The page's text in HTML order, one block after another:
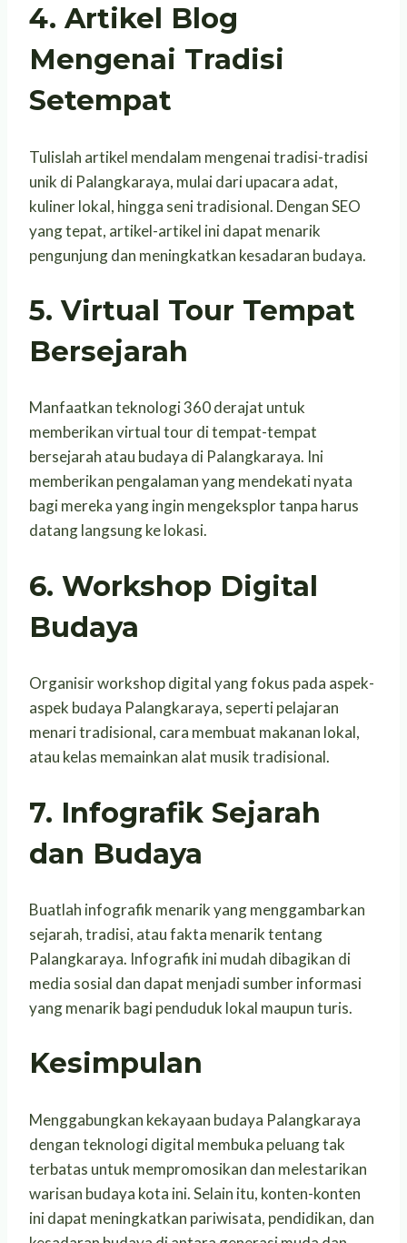
4. Artikel Blog
Mengenai Tradisi
Setempat
Tulislah artikel mendalam mengenai tradisi-tradisi
unik di Palangkaraya, mulai dari upacara adat,
kuliner lokal, hingga seni tradisional. Dengan SEO
yang tepat, artikel-artikel ini dapat menarik
pengunjung dan meningkatkan kesadaran budaya.
5. Virtual Tour Tempat
Bersejarah
Manfaatkan teknologi 360 derajat untuk
memberikan virtual tour di tempat-tempat
bersejarah atau budaya di Palangkaraya. Ini
memberikan pengalaman yang mendekati nyata
bagi mereka yang ingin mengeksplor tanpa harus
datang langsung ke lokasi.
6. Workshop Digital
Budaya
Organisir workshop digital yang fokus pada aspek-
aspek budaya Palangkaraya, seperti pelajaran
menari tradisional, cara membuat makanan lokal,
atau kelas memainkan alat musik tradisional.
7. Infografik Sejarah
dan Budaya
Buatlah infografik menarik yang menggambarkan
sejarah, tradisi, atau fakta menarik tentang
Palangkaraya. Infografik ini mudah dibagikan di
media sosial dan dapat menjadi sumber informasi
yang menarik bagi penduduk lokal maupun turis.
Kesimpulan
Menggabungkan kekayaan budaya Palangkaraya
dengan teknologi digital membuka peluang tak
terbatas untuk mempromosikan dan melestarikan
warisan budaya kota ini. Selain itu, konten-konten
ini dapat meningkatkan pariwisata, pendidikan, dan